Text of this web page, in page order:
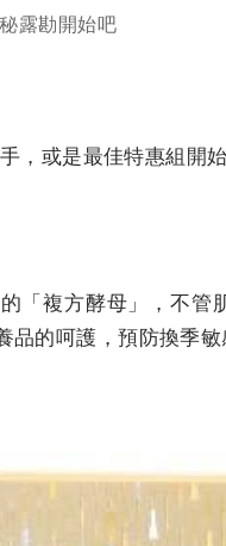
露勘開始吧
，或是最佳特惠組開始
「複方酵母」，不管
的呵護，預防換季敏